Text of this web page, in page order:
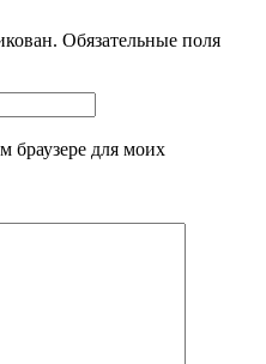
Обязательные поля
браузере для моих